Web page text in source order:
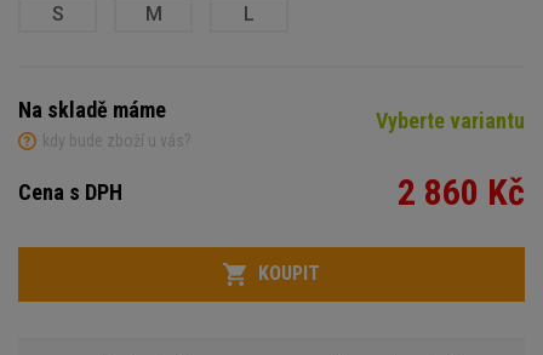
S M L
Na skladě máme
kdy bude zboží u vás?
Vyberte variantu
Cena s DPH 2 860 Kč
Počet
Variant
KOUPIT